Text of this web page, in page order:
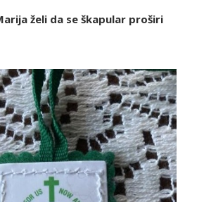
želi da se škapular proširi